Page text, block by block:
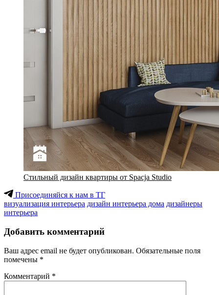
Стильный дизайн квартиры от Spacja Studio
Присоединяйся к нам в ТГ
визуализация интерьера дизайн интерьера дома дизайнеры
интерьера
Добавить комментарий
Ваш адрес email не будет опубликован. Обязательные поля
помечены *
Комментарий *